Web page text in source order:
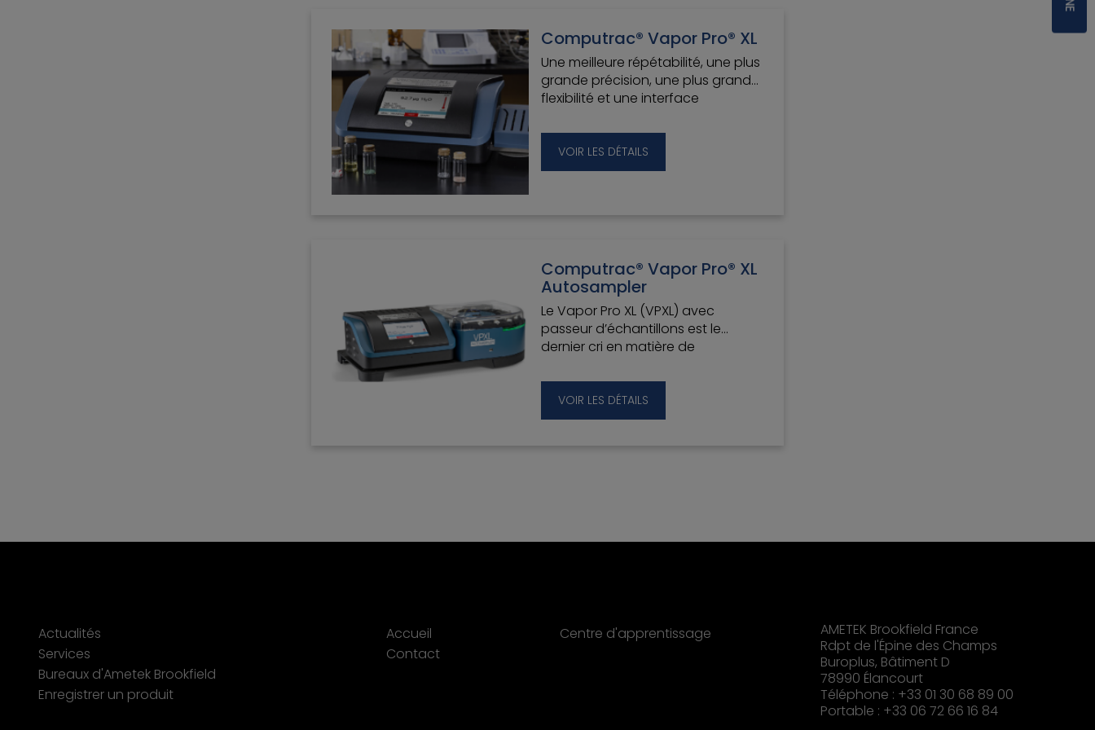
Computrac® Vapor Pro® XL
Une meilleure répétabilité, une plus
grande précision, une plus grande
flexibilité et une interface
XL est la dernière innovation
d'analyse spécifique à l'humidité
de Computrac®.
VOIR LES DÉTAILS
Computrac® Vapor Pro® XL
Autosampler
Le Vapor Pro XL (VPXL) avec
passeur d’échantillons est le
dernier cri en matière de
l'humidité. Il offre exactitude,
précision, flexibilité et
automatisation pour tester jusqu'à
VOIR LES DÉTAILS
Actualités
Services
Bureaux d'Ametek Brookfield
Enregistrer un produit
Accueil
Contact
Centre d'apprentissage
AMETEK Brookfield France
Rdpt de l'Épine des Champs
Buroplus, Bâtiment D
78990 Élancourt
Téléphone : +33 01 30 68 89 00
Portable : +33 06 72 66 16 84